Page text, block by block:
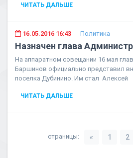
ЧИТАТЬ ДАЛЬШЕ
16.05.2016 16:43 Политика
Назначен глава
На аппаратном совещании 16 мая
Баршинов официально представил
поселка Дубинино. Им стал
ЧИТАТЬ ДАЛЬШЕ
страницы: « 1 2